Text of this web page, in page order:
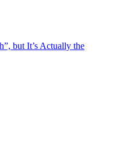
but It’s Actually the